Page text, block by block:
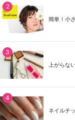
簡単！小
上がらな
ネイルチ